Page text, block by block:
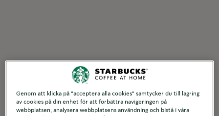
Genom att klicka på "acceptera alla cookies" samtycker du till lagring
av cookies på din enhet för att förbättra navigeringen på
webbplatsen, analysera webbplatsens användning och bistå i våra